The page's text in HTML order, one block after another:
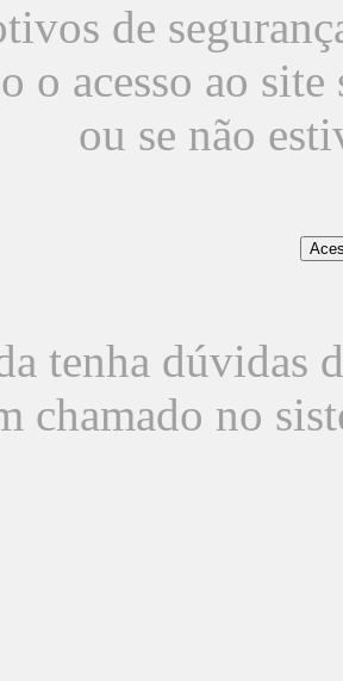
de
o acesso ao
ou se não
tenha dúvidas
chamado no